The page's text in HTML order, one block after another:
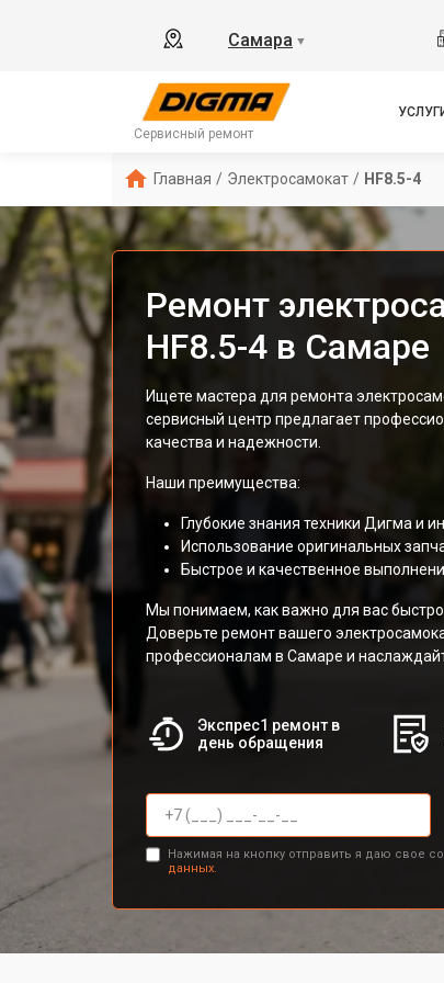
Самара ▼
Сервисный ремонт
Главная / Электросамокат / HF8.5-4
Ремонт
HF8.5-4 в Самаре
Ищете мастера для ремонта
сервисный центр предлагает
качества и надежности.
Наши преимущества:
Глубокие знания техники Дигма и
Использование оригинальных
Быстрое и качественное
Мы понимаем, как важно для вас
Доверьте ремонт вашего
профессионалам в Самаре и
Экспрес1 ремонт в
день обращения
Нажимая на кнопку отправить я даю свое
данных.